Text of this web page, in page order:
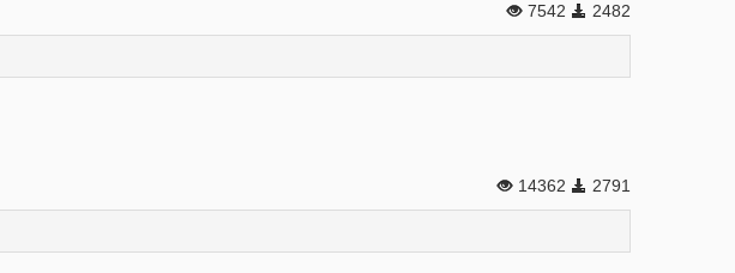
7542 2482
14362 2791